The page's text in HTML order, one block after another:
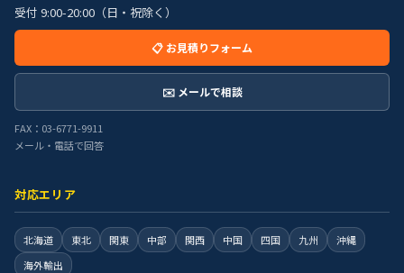
受付 9:00-20:00（日・祝除く）
📋 お見積りフォーム
✉️ メールで相談
FAX：03-6771-9911
メール・電話で回答
対応エリア
北海道 東北 関東 中部 関西 中国 四国 九州
沖縄
海外輸出